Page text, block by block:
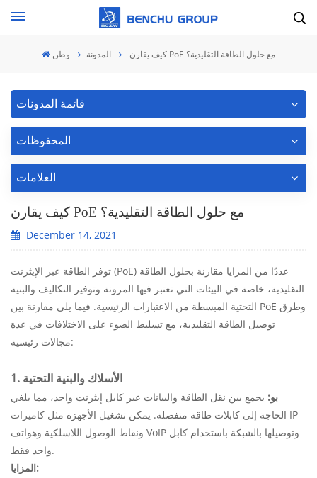
وطن المدونة كيف يقارن PoE مع حلول الطاقة التقليدية؟
قائمة المدونات
المحفوظات
العلامات
كيف يقارن PoE مع حلول الطاقة التقليدية؟
December 14, 2021
توفر الطاقة عبر الإيثرنت (PoE) عددًا من المزايا مقارنة بحلول الطاقة
التقليدية، خاصة في البيئات التي تعتبر فيها المرونة وتوفير التكاليف والبنية
التحتية المبسطة من الاعتبارات الرئيسية. فيما يلي مقارنة بين PoE وطرق
توصيل الطاقة التقليدية، مع تسليط الضوء على الاختلافات في عدة
مجالات رئيسية:
1. الأسلاك والبنية التحتية
بو: يجمع بين نقل الطاقة والبيانات عبر كابل إيثرنت واحد، مما يلغي
الحاجة إلى كابلات طاقة منفصلة. يمكن تشغيل الأجهزة مثل كاميرات IP
ونقاط الوصول اللاسلكية وهواتف VoIP وتوصيلها بالشبكة باستخدام كابل
واحد فقط.
المزايا: